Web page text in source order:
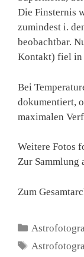
Die Finsternis
zumindest i.
beobachtbar.
Kontakt) fiel in
Bei
dokumentiert,
maximalen
Weitere Fotos
Zur Sammlung
Zum
Kategorien